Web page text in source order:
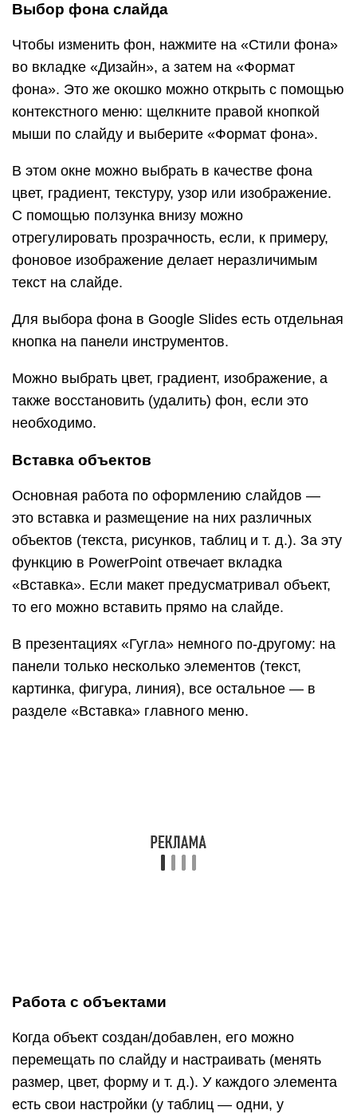
Выбор фона слайда
Чтобы изменить фон, нажмите на «Стили фона»
во вкладке «Дизайн», а затем на «Формат
фона». Это же окошко можно открыть с помощью
контекстного меню: щелкните правой кнопкой
мыши по слайду и выберите «Формат фона».
В этом окне можно выбрать в качестве фона
цвет, градиент, текстуру, узор или изображение.
С помощью ползунка внизу можно
отрегулировать прозрачность, если, к примеру,
фоновое изображение делает неразличимым
текст на слайде.
Для выбора фона в Google Slides есть отдельная
кнопка на панели инструментов.
Можно выбрать цвет, градиент, изображение, а
также восстановить (удалить) фон, если это
необходимо.
Вставка объектов
Основная работа по оформлению слайдов —
это вставка и размещение на них различных
объектов (текста, рисунков, таблиц и т. д.). За эту
функцию в PowerPoint отвечает вкладка
«Вставка». Если макет предусматривал объект,
то его можно вставить прямо на слайде.
В презентациях «Гугла» немного по-другому: на
панели только несколько элементов (текст,
картинка, фигура, линия), все остальное — в
разделе «Вставка» главного меню.
есть свои настройки (у таблиц — одни, у
надписей — другие, у изображений — третьи),
форматирования».
Добавление анимации и эффектов
За добавление переходов между слайдами и
анимации к объектам в PowerPoint отвечают